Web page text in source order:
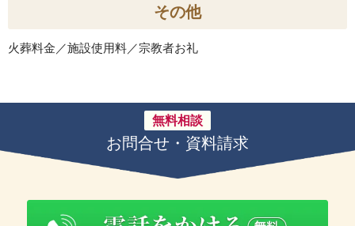
その他
火葬料金／施設使用料／宗教者お礼
無料相談
お問合せ・資料請求